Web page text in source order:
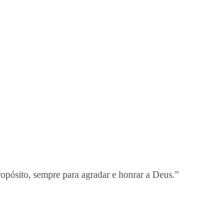
sempre para agradar e honrar a Deus.”